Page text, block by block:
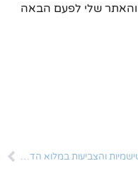
שלי לפעם הבאה
האנטישמיות והצביעות במלוא הדרם בבוקר שאחרי חיסול חימנאי